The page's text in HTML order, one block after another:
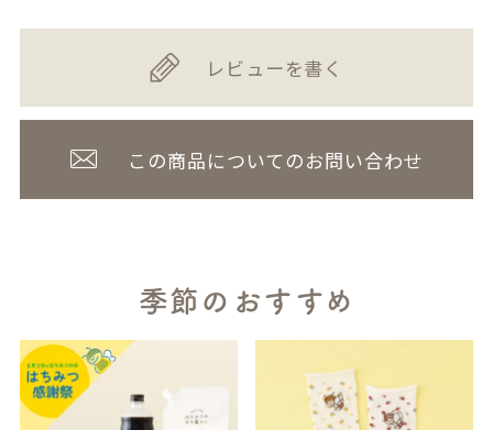
レビューを書く
この商品についてのお問い合わせ
季節のおすすめ